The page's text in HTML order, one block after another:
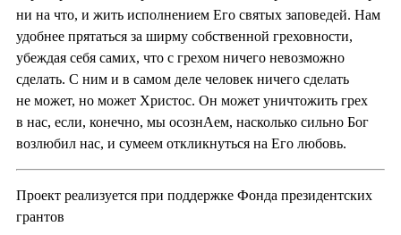
ни на что, и жить исполнением Его святых заповедей. Нам
удобнее прятаться за ширму собственной греховности,
убеждая себя самих, что с грехом ничего невозможно
сделать. С ним и в самом деле человек ничего сделать
не может, но может Христос. Он может уничтожить грех
в нас, если, конечно, мы осознАем, насколько сильно Бог
возлюбил нас, и сумеем откликнуться на Его любовь.
Проект реализуется при поддержке Фонда президентских
грантов